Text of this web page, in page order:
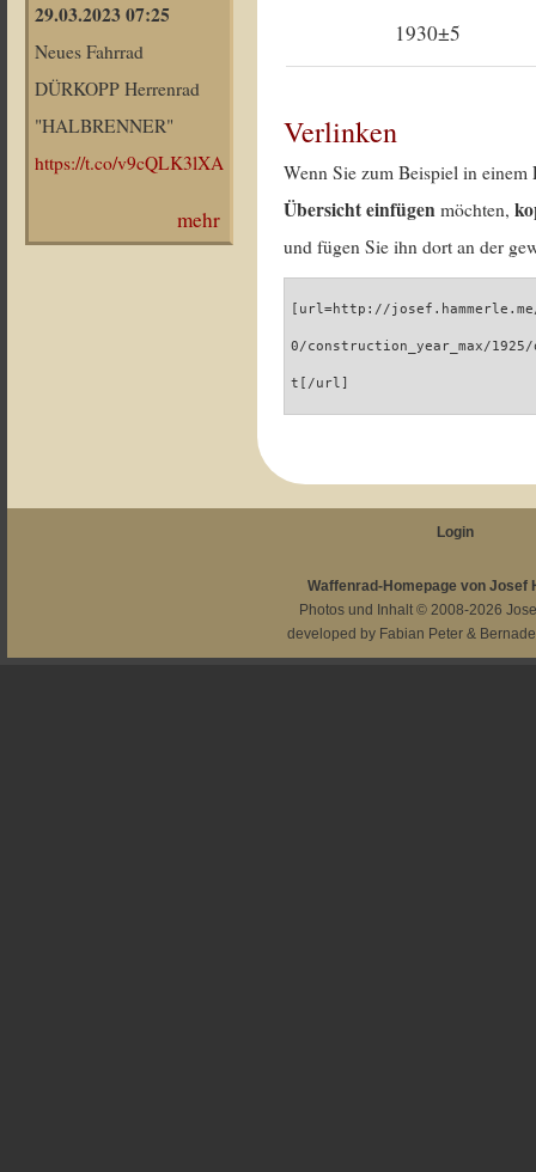
29.03.2023 07:25
Neues Fahrrad
DÜRKOPP Herrenrad
"HALBRENNER"
https://t.co/v9cQLK3lXA
mehr
1930±5
Verlinken
Wenn Sie zum Beispiel in
Übersicht einfügen möchten,
und fügen Sie ihn dort an der
[url=http://
0/construction_year_max/
t[/url]
Login
Waffenrad-Homepage von Josef
Photos und Inhalt © 2008-2026
developed by Fabian Peter &